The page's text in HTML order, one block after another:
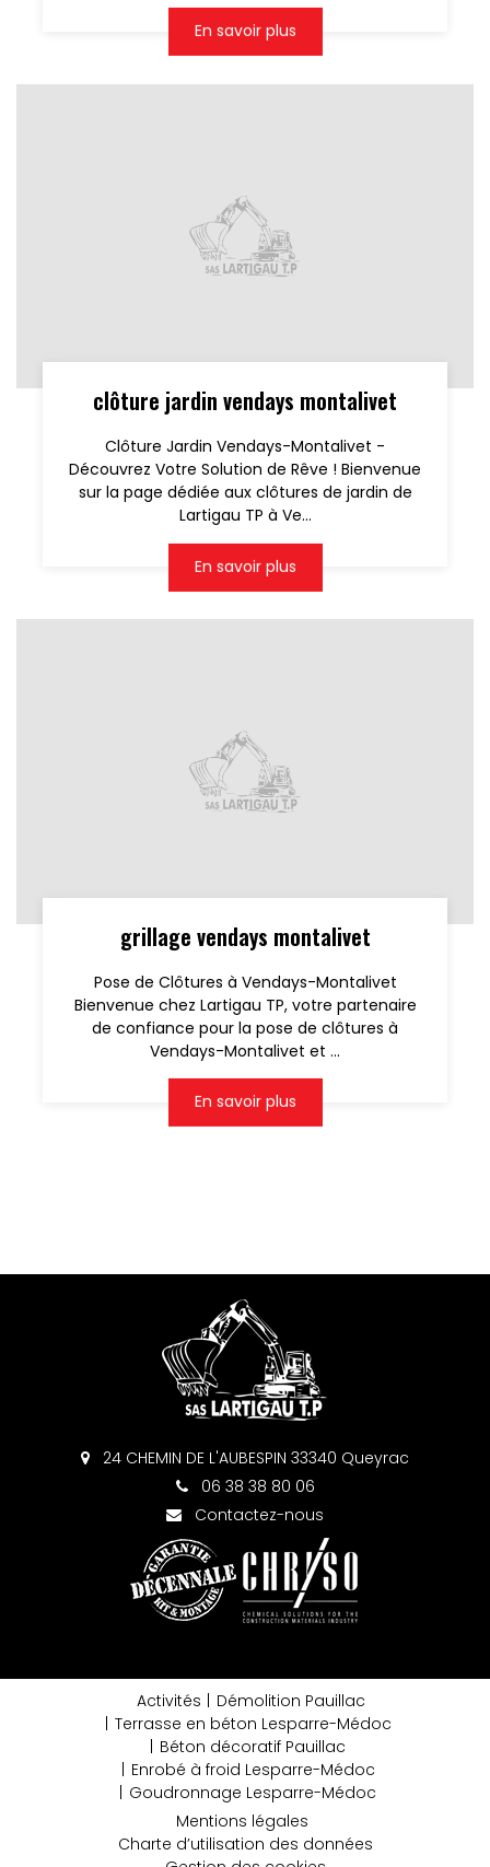
En savoir plus
clôture jardin vendays montalivet
Clôture Jardin Vendays-Montalivet -
Découvrez Votre Solution de Rêve ! Bienvenue
sur la page dédiée aux clôtures de jardin de
Lartigau TP à Ve...
En savoir plus
grillage vendays montalivet
Pose de Clôtures à Vendays-Montalivet
Bienvenue chez Lartigau TP, votre partenaire
de confiance pour la pose de clôtures à
Vendays-Montalivet et ...
En savoir plus
24 CHEMIN DE L'AUBESPIN 33340 Queyrac
06 38 38 80 06
Contactez-nous
Activités
Démolition Pauillac
Terrasse en béton Lesparre-Médoc
Béton décoratif Pauillac
Enrobé à froid Lesparre-Médoc
Goudronnage Lesparre-Médoc
Mentions légales
Charte d’utilisation des données